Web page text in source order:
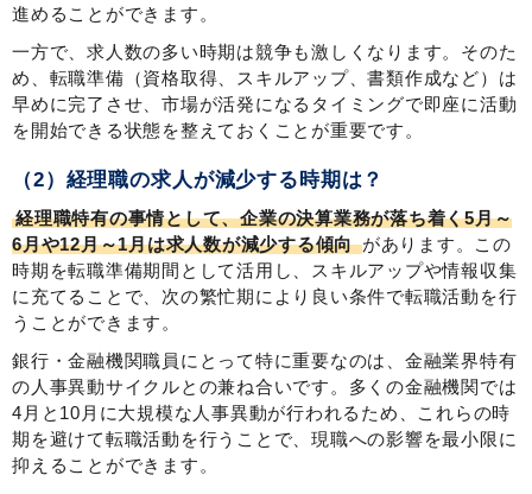
進めることができます。
一方で、求人数の多い時期は競争も激しくなります。そのた
め、転職準備（資格取得、スキルアップ、書類作成など）は
早めに完了させ、市場が活発になるタイミングで即座に活動
を開始できる状態を整えておくことが重要です。
（2）経理職の求人が減少する時期は？
経理職特有の事情として、企業の決算業務が落ち着く5月～
6月や12月～1月は求人数が減少する傾向があります。この
時期を転職準備期間として活用し、スキルアップや情報収集
に充てることで、次の繁忙期により良い条件で転職活動を行
うことができます。
銀行・金融機関職員にとって特に重要なのは、金融業界特有
の人事異動サイクルとの兼ね合いです。多くの金融機関では
4月と10月に大規模な人事異動が行われるため、これらの時
期を避けて転職活動を行うことで、現職への影響を最小限に
抑えることができます。